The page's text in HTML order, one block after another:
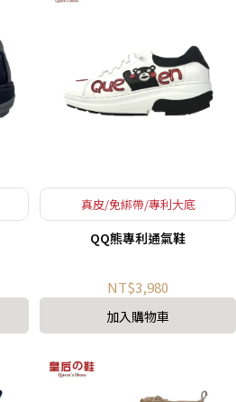
真皮/免綁帶/專利大底
QQ熊專利通氣鞋
NT$3,980
加入購物車